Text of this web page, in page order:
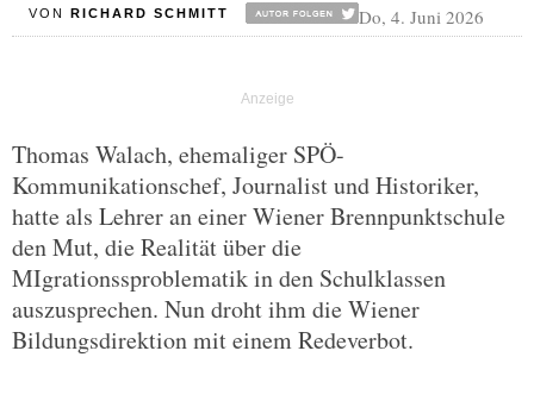
VON RICHARD SCHMITT Do, 4. Juni 2026
Thomas Walach, ehemaliger SPÖ-
Kommunikationschef, Journalist und Historiker,
hatte als Lehrer an einer Wiener Brennpunktschule
den Mut, die Realität über die
MIgrationssproblematik in den Schulklassen
auszusprechen. Nun droht ihm die Wiener
Bildungsdirektion mit einem Redeverbot.